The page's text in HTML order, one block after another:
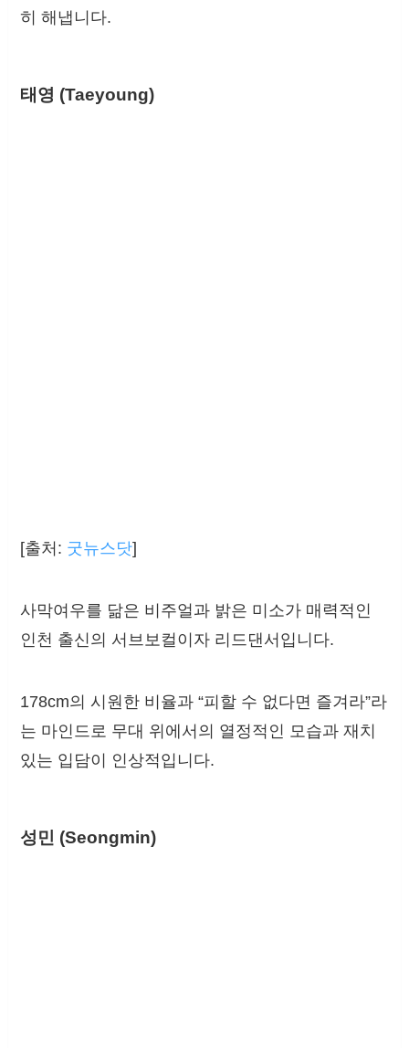
히 해냅니다.
태영 (Taeyoung)
[출처: 굿뉴스닷]
사막여우를 닮은 비주얼과 밝은 미소가 매력적인
인천 출신의 서브보컬이자 리드댄서입니다.
178cm의 시원한 비율과 “피할 수 없다면 즐겨라”라
는 마인드로 무대 위에서의 열정적인 모습과 재치
있는 입담이 인상적입니다.
성민 (Seongmin)